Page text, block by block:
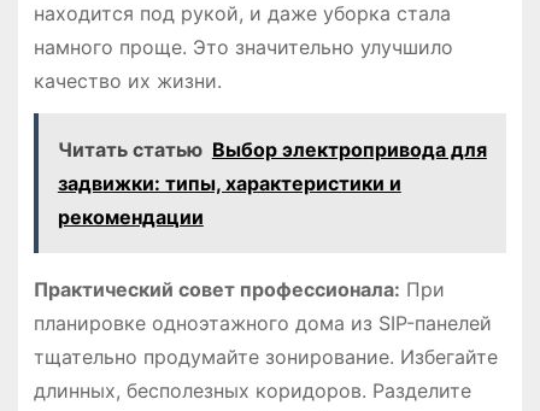
находится под рукой, и даже уборка стала
намного проще. Это значительно улучшило
качество их жизни.
Читать статью Выбор электропривода для
задвижки: типы, характеристики и
рекомендации
Практический совет профессионала: При
планировке одноэтажного дома из SIP-панелей
тщательно продумайте зонирование. Избегайте
длинных, бесполезных коридоров. Разделите